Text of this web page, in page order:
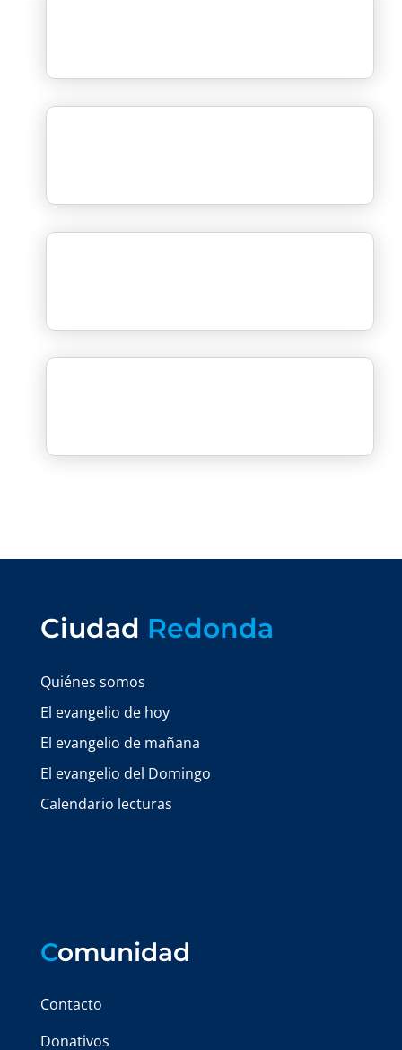
Ciudad Redonda
Quiénes somos
El evangelio de hoy
El evangelio de mañana
El evangelio del Domingo
Calendario lecturas
Comunidad
Contacto
Donativos